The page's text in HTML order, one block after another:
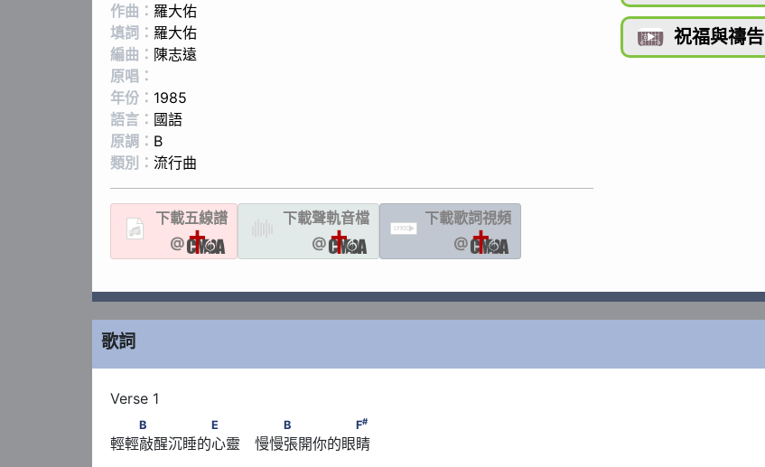
作曲： 羅大佑
填詞： 羅大佑
編曲： 陳志遠
原唱：
年份： 1985
語言： 國語
原調： B
類別： 流行曲
下載五線譜
@
下載聲軌音檔
@
LYRIC
下載歌詞視頻
@
 祝福與禱告
歌詞
B　　　　　E　　 　　B　　　　　F
B E B F#
輕輕敲醒沉睡的心靈　慢慢張開你的眼睛